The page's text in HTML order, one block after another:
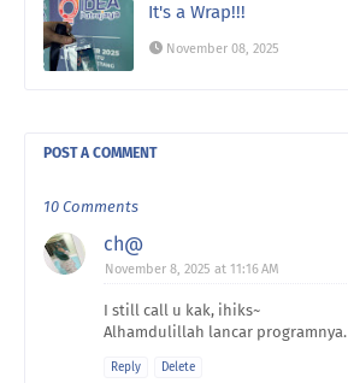
It's a Wrap!!!
November 08, 2025
POST A COMMENT
10 Comments
ch@
November 8, 2025 at 11:16 AM
I still call u kak, ihiks~
Alhamdulillah lancar programnya.
Reply Delete